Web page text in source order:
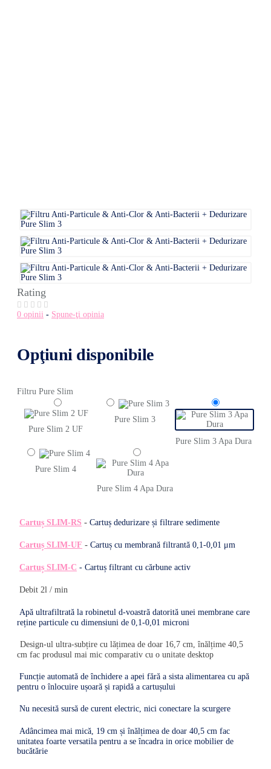
Cartuș SLIM-RS - Cartuș dedurizare și filtrare sedimente
Cartuș SLIM-UF - Cartuș cu membrană filtrantă 0,1-0,01 μm
Cartuș SLIM-C - Cartuș filtrant cu cărbune activ
Debit 2l / min
Apă ultrafiltrată la robinetul d-voastră datorită unei membrane care
reține particule cu dimensiuni de 0,1-0,01 microni
Design-ul ultra-subțire cu lățimea de doar 16,7 cm, înălțime 40,5
cm fac produsul mai mic comparativ cu o unitate desktop
Funcție automată de închidere a apei fără a sista alimentarea cu apă
pentru o înlocuire ușoară și rapidă a cartușului
Nu necesită sursă de curent electric, nici conectare la scurgere
Adâncimea mai mică, 19 cm și înălțimea de doar 40,5 cm fac
unitatea foarte versatila pentru a se încadra in orice mobilier de
bucătărie
Rating
0 opinii - Spune-ţi opinia
Opţiuni disponibile
Filtru Pure Slim
Pure Slim 2 UF
Pure Slim 3
Pure Slim 3 Apa Dura
Pure Slim 4
Pure Slim 4 Apa Dura